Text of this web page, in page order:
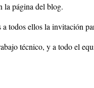
la página del blog.
todos ellos la invitación
técnico, y a todo el